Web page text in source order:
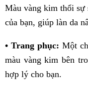
Màu vàng kim thổi sự
của bạn, giúp làn da
• Trang phục: Một
màu vàng kim bên
hợp lý cho bạn.